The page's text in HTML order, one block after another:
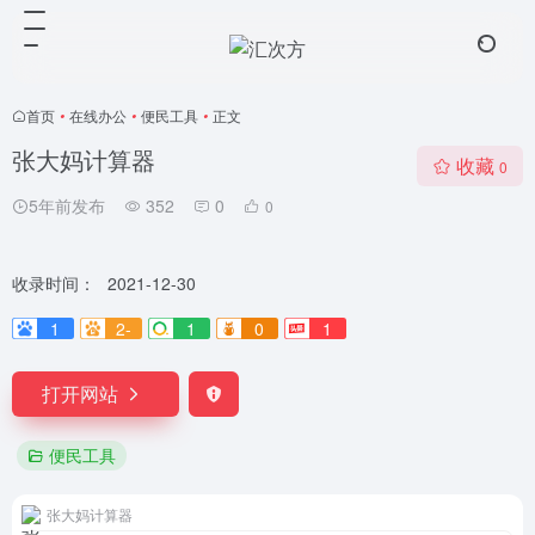
首页 • 在线办公 • 便民工具 • 正文
张大妈计算器
5年前发布 352 0 0
收藏 0
收录时间：
2021-12-30
1
2- 1 0 1
打开网站
便民工具
张大妈计算器